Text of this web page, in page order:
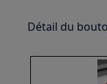
Détail du